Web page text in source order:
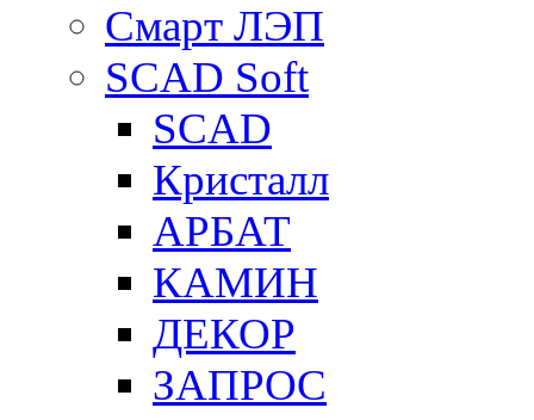
Смарт ЛЭП
SCAD Soft
SCAD
Кристалл
АРБАТ
КАМИН
ДЕКОР
ЗАПРОС